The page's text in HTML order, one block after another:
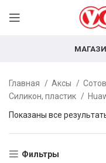
Главная Аксы
Силикон, пластик
Показаны все
Фильтры